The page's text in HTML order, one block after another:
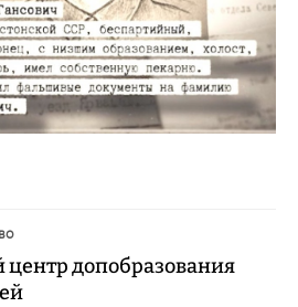
допобразования